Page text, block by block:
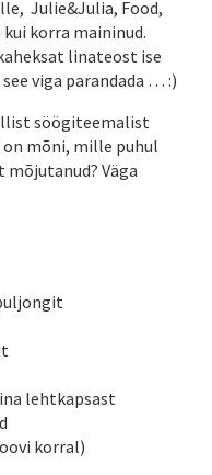
Julie&Julia, Food,
korra maininud.
linateost ise
viga parandada … :)
söögiteemalist
mõni, mille puhul
Väga
lehtkapsast
korral)